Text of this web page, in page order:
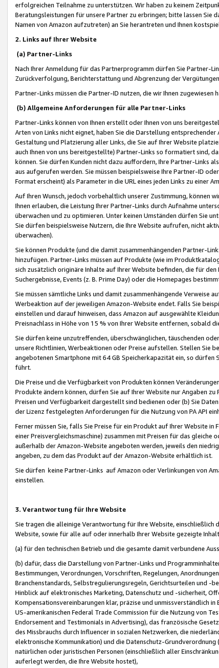
erfolgreichen Teilnahme zu unterstützen. Wir haben zu keinem
Beratungsleistungen für unsere Partner zu erbringen; bitte lassen Sie
Namen von Amazon aufzutreten) an Sie herantreten und Ihnen
2. Links auf Ihrer Website
(a) Partner-Links
Nach Ihrer Anmeldung für das Partnerprogramm dürfen Sie Partner-
Zurückverfolgung, Berichterstattung und Abgrenzung der
Partner-Links müssen die Partner-ID nutzen, die wir Ihnen zugewiesen
(b) Allgemeine Anforderungen für alle Partner-Links
Partner-Links können von Ihnen erstellt oder Ihnen von uns
Arten von Links nicht eignet, haben Sie die Darstellung
Gestaltung und Platzierung aller Links, die Sie auf Ihrer Website
auch Ihnen von uns bereitgestellte) Partner-Links so formatiert sind,
können. Sie dürfen Kunden nicht dazu auffordern, Ihre Partner-Links
aus aufgerufen werden. Sie müssen beispielsweise Ihre Partner-ID
Format erscheint) als Parameter in die URL eines jeden Links zu einer
Auf Ihren Wunsch, jedoch vorbehaltlich unserer Zustimmung, können
Ihnen erlauben, die Leistung Ihrer Partner-Links durch Aufnahme
überwachen und zu optimieren. Unter keinen Umständen dürfen Sie
Sie dürfen beispielsweise Nutzern, die Ihre Website aufrufen, nicht
überwachen).
Sie können Produkte (und die damit zusammenhängenden Partner-
hinzufügen. Partner-Links müssen auf Produkte (wie im
sich zusätzlich originäre Inhalte auf Ihrer Website befinden, die für
Suchergebnisse, Events (z. B. Prime Day) oder die Homepages
Sie müssen sämtliche Links und damit zusammenhängende
Werbeaktion auf der jeweiligen Amazon-Website endet. Falls Sie
einstellen und darauf hinweisen, dass Amazon auf ausgewählte
Preisnachlass in Höhe von 15 % von Ihrer Website entfernen, sobald
Sie dürfen keine unzutreffenden, überschwänglichen, täuschenden
unsere Richtlinien, Werbeaktionen oder Preise aufstellen. Stellen Sie
angebotenen Smartphone mit 64 GB Speicherkapazität ein, so dürfen
führt.
Die Preise und die Verfügbarkeit von Produkten können
Produkte ändern können, dürfen Sie auf Ihrer Website nur Angaben
Preisen und Verfügbarkeit dargestellt sind bedienen oder (b) Sie
der Lizenz festgelegten Anforderungen für die Nutzung von PA API
Ferner müssen Sie, falls Sie Preise für ein Produkt auf Ihrer Website
einer Preisvergleichsmaschine) zusammen mit Preisen für das
außerhalb der Amazon-Website angeboten werden, jeweils den
angeben, zu dem das Produkt auf der Amazon-Website erhältlich ist.
Sie dürfen keine Partner-Links auf Amazon oder Verlinkungen von
einstellen.
3. Verantwortung für Ihre Website
Sie tragen die alleinige Verantwortung für Ihre Website,
Website, sowie für alle auf oder innerhalb Ihrer Website gezeigte
(a) für den technischen Betrieb und die gesamte damit verbundene
(b) dafür, dass die Darstellung von Partner-Links und
Bestimmungen, Verordnungen, Vorschriften, Regelungen,
Branchenstandards, Selbstregulierungsregeln, Gerichtsurteilen und -
Hinblick auf elektronisches Marketing, Datenschutz und -sicherheit,
Kompensationsvereinbarungen klar, präzise und unmissverständlich
US-amerikanischen Federal Trade Commission für die Nutzung von
Endorsement and Testimonials in Advertising), das französische
des Missbrauchs durch Influencer in sozialen Netzwerken, die
elektronische Kommunikation) und die Datenschutz-
natürlichen oder juristischen Personen (einschließlich aller
auferlegt werden, die Ihre Website hostet),